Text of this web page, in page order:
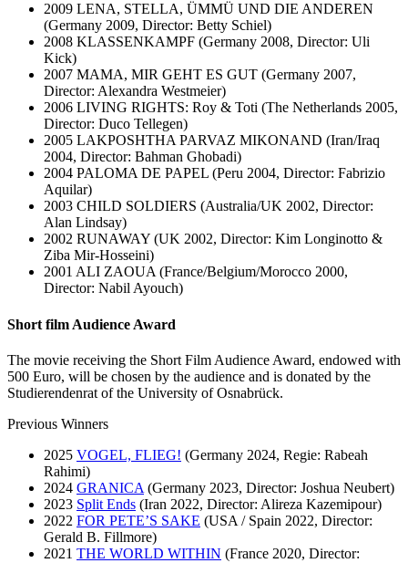
2009 LENA, STELLA, ÜMMÜ UND DIE ANDEREN
(Germany 2009, Director: Betty Schiel)
2008 KLASSENKAMPF (Germany 2008, Director: Uli
Kick)
2007 MAMA, MIR GEHT ES GUT (Germany 2007,
Director: Alexandra Westmeier)
2006 LIVING RIGHTS: Roy & Toti (The Netherlands 2005,
Director: Duco Tellegen)
2005 LAKPOSHTHA PARVAZ MIKONAND (Iran/Iraq
2004, Director: Bahman Ghobadi)
2004 PALOMA DE PAPEL (Peru 2004, Director: Fabrizio
Aquilar)
2003 CHILD SOLDIERS (Australia/UK 2002, Director:
Alan Lindsay)
2002 RUNAWAY (UK 2002, Director: Kim Longinotto &
Ziba Mir-Hosseini)
2001 ALI ZAOUA (France/Belgium/Morocco 2000,
Director: Nabil Ayouch)
Short film Audience Award
The movie receiving the Short Film Audience Award, endowed with
500 Euro, will be chosen by the audience and is donated by the
Studierendenrat of the University of Osnabrück.
Previous Winners
2025 VOGEL, FLIEG! (Germany 2024, Regie: Rabeah
Rahimi)
2024 GRANICA (Germany 2023, Director: Joshua Neubert)
2023 Split Ends (Iran 2022, Director: Alireza Kazemipour)
2022 FOR PETE’S SAKE (USA / Spain 2022, Director:
Gerald B. Fillmore)
2021 THE WORLD WITHIN (France 2020, Director: